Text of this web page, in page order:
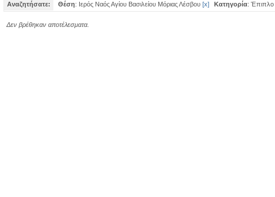
Αναζητήσατε: Θέση: Ιερός Ναός Αγίου Βασιλείου Μόριας Λέσβου [x] Κατηγορία: Έπιπλο
Δεν βρέθηκαν αποτέλεσματα.